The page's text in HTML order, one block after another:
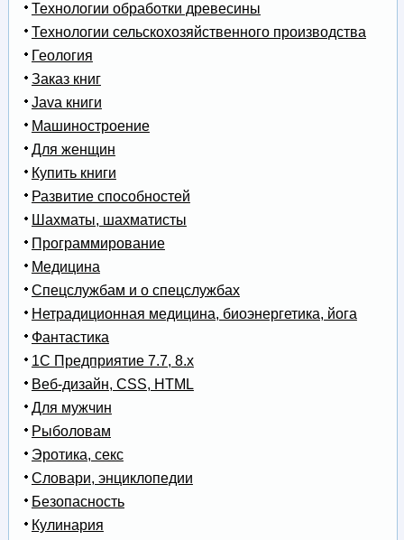
Технологии обработки древесины
Технологии сельскохозяйственного производства
Геология
Заказ книг
Java книги
Машиностроение
Для женщин
Купить книги
Развитие способностей
Шахматы, шахматисты
Программирование
Медицина
Спецслужбам и о спецслужбах
Нетрадиционная медицина, биоэнергетика, йога
Фантастика
1С Предприятие 7.7, 8.x
Веб-дизайн, CSS, HTML
Для мужчин
Рыболовам
Эротика, секс
Словари, энциклопедии
Безопасность
Кулинария